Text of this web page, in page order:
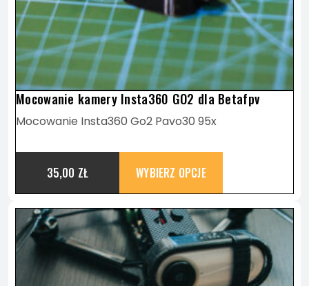
OPCJE
MOŻNA
WYBRAĆ
NA
STRONIE
PRODUKTU
Mocowanie kamery Insta360 GO2 dla Betafpv
Mocowanie Insta360 Go2 Pavo30 95x
35,00 ZŁ WYBIERZ OPCJE
TEN
PRODUKT